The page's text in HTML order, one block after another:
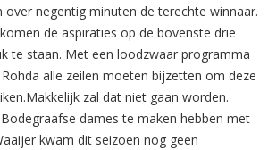
negentig minuten de terechte winnaar.
de aspiraties op de bovenste drie
te staan. Met een loodzwaar programma
alle zeilen moeten bijzetten om deze
zal dat niet gaan worden.
dames te maken hebben met
kwam dit seizoen nog geen